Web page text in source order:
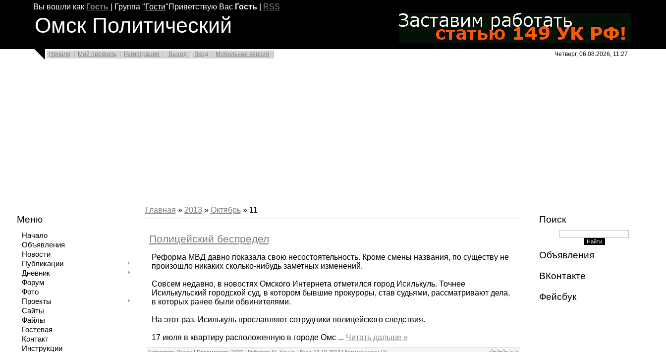
Вы вошли как Гость Группа "Гости"Приветствую Вас Гость RSS
Омск Политический
Начало Мой профиль Регистрация Выход Вход Мобильная версия Четверг, 06.08.2026, 11:27
Меню
Начало
Объявления
Новости
Публикации
Дневник
Форум
Фото
Проекты
Сайты
Файлы
Гостевая
Контакт
Инструкции
Главная » 2013 » Октябрь » 11
Полицейский беспредел
Реформа МВД давно показала свою несостоятельность. Кроме смены названия, по существу не
произошло никаких сколько-нибудь заметных изменений.
Совсем недавно, в новостях Омского Интернета отметился город Исилькуль. Точнее
Исилькульский городской суд, в котором бывшие прокуроры, став судьями, рассматривают дела,
в которых ранее были обвинителями.
На этот раз, Исилькуль прославляют сотрудники полицейского следствия.
17 июля в квартиру расположенную в городе Омс ... Читать дальше »
Поиск
Объявления
ВКонтакте
Фейсбук